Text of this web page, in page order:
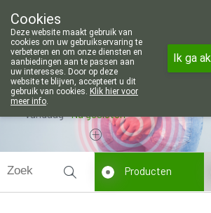
011/606002
Vandaag Nugesloten
Producten
Cookies
Deze website maakt gebruik van
cookies om uw gebruikservaring te
verbeteren en om onze diensten en
aanbiedingen aan te passen aan
uw interesses. Door op deze
website te blijven, accepteert u dit
gebruik van cookies. Klik hier voor
meer info.
Ik ga